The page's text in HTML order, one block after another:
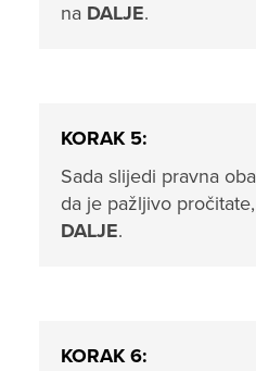
na DALJE.
KORAK 5:
Sada slijedi pravna
da je pažljivo
DALJE.
KORAK 6: